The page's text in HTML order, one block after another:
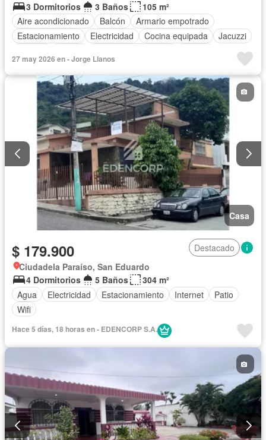
3 Dormitorios 3 Baños
105 m²
Aire acondicionado
Balcón
Armario empotrado
Estacionamiento
Electricidad Cocina equipada
Jacuzzi
Completamente amoblado
27 may 2026 en - Jorge Llanos
Casa
$ 179.900
Destacado
Ciudadela Paraíso, San Eduardo
4 Dormitorios
5 Baños
304 m²
Agua
Electricidad Estacionamiento Internet
Patio
Wifi
Hace 5 días, 18 horas en - EDENCORP S.A.